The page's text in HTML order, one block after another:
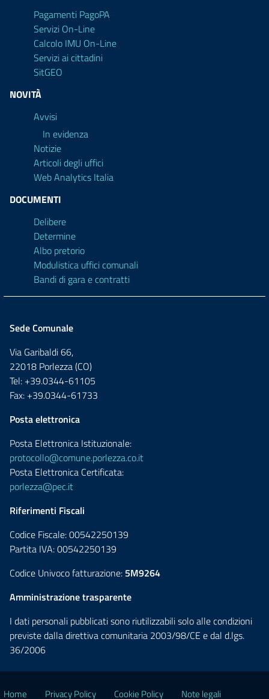
Pagamenti PagoPA
Servizi On-Line
Calcolo IMU On-Line
Servizi ai cittadini
SitGEO
NOVITÀ
Avvisi
In evidenza
Notizie
Articoli degli uffici
Web Analytics Italia
DOCUMENTI
Delibere
Determine
Albo pretorio
Modulistica uffici comunali
Bandi di gara e contratti
Sede Comunale
Via Garibaldi 66,
22018 Porlezza (CO)
Tel: +39.0344-61105
Fax: +39.0344-61733
Posta elettronica
Posta Elettronica Istituzionale:
protocollo@comune.porlezza.co.it
Posta Elettronica Certificata:
porlezza@pec.it
Riferimenti Fiscali
Codice Fiscale: 00542250139
Partita IVA: 00542250139
Codice Univoco fatturazione: 5M9264
Amministrazione trasparente
I dati personali pubblicati sono riutilizzabili solo alle condizioni
previste dalla direttiva comunitaria 2003/98/CE e dal d.lgs.
36/2006
Home Privacy Policy Cookie Policy Note legali